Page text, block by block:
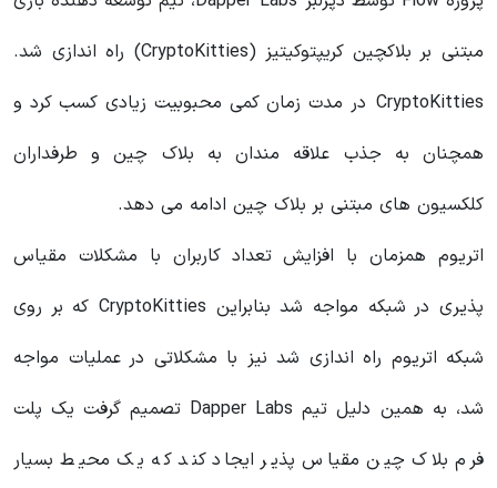
مبتنی بر بلاکچین کریپتوکیتیز (CryptoKitties) راه اندازی شد.
CryptoKitties در مدت زمان کمی محبوبیت زیادی کسب کرد و
همچنان به جذب علاقه مندان به بلاک چین و طرفداران
کلکسیون های مبتنی بر بلاک چین ادامه می دهد.
اتریوم همزمان با افزایش تعداد کاربران با مشکلات مقیاس
پذیری در شبکه مواجه شد بنابراین CryptoKitties که بر روی
شبکه اتریوم راه اندازی شد نیز با مشکلاتی در عملیات مواجه
شد، به همین دلیل تیم Dapper Labs تصمیم گرفت یک پلت
فرم بلاک چین مقیاس پذیر ایجاد کند که یک محیط بسیار